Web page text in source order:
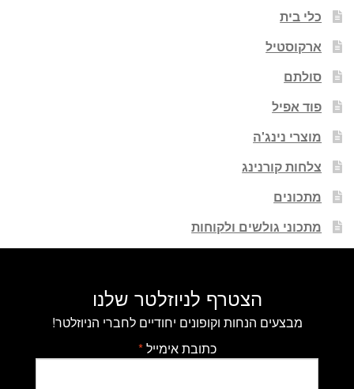
כלי בית
ארקוסטיל
סולתם
פוד אפיל
מוצרי נינג'ה
צלחות קורנינג
מתכונים
מתכוני גולשים ולקוחות
הצטרף לניוזלטר שלנו
מבצעים הנחות וקופונים יחודיים לחברי הניוזלטר!
כתובת אימייל*